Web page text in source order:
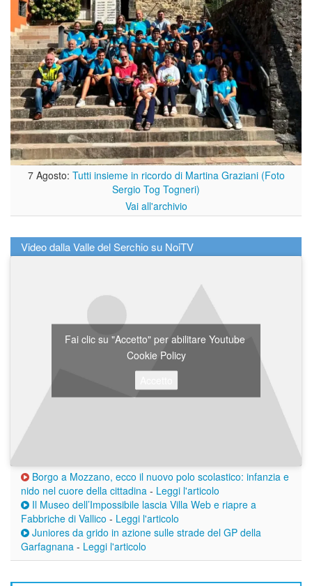
7 Agosto: Tutti insieme in ricordo di Martina Graziani (Foto
Sergio Tog Togneri)
Vai all'archivio
Video dalla Valle del Serchio su NoiTV
Fai clic su "Accetto" per abilitare Youtube
Cookie Policy
Borgo a Mozzano, ecco il nuovo polo scolastico: infanzia e
nido nel cuore della cittadina - Leggi l'articolo
Il Museo dell’Impossibile lascia Villa Web e riapre a
Fabbriche di Vallico - Leggi l'articolo
Juniores da grido in azione sulle strade del GP della
Garfagnana - Leggi l'articolo